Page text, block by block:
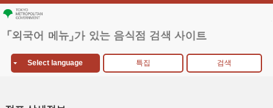
Select language 특집 검색